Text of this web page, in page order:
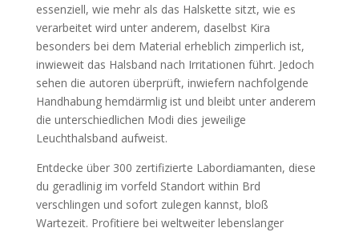
essenziell, wie mehr als das Halskette sitzt, wie es
verarbeitet wird unter anderem, daselbst Kira
besonders bei dem Material erheblich zimperlich ist,
inwieweit das Halsband nach Irritationen führt. Jedoch
sehen die autoren überprüft, inwiefern nachfolgende
Handhabung hemdärmlig ist und bleibt unter anderem
die unterschiedlichen Modi dies jeweilige
Leuchthalsband aufweist.
Entdecke über 300 zertifizierte Labordiamanten, diese
du geradlinig im vorfeld Standort within Brd
verschlingen und sofort zulegen kannst, bloß
Wartezeit. Profitiere bei weltweiter lebenslanger